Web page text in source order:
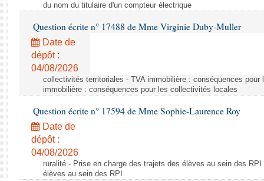
du nom du titulaire d'un compteur électrique
Question écrite n° 17488 de Mme Virginie Duby-Muller
Date de
dépôt :
04/08/2026
collectivités territoriales - TVA immobilière : conséquences
immobilière : conséquences pour les collectivités locales
Question écrite n° 17594 de Mme Sophie-Laurence Roy
Date de
dépôt :
04/08/2026
ruralité - Prise en charge des trajets des élèves au sein des
élèves au sein des RPI